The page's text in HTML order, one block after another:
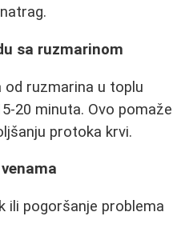
sa ruzmarinom
od ruzmarina u toplu
20 minuta. Ovo pomaže
protoka krvi.
ili pogoršanje problema